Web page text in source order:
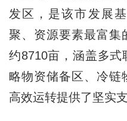
发区，是该市发展
聚、资源要素最富集
约8710亩，涵盖多
略物资储备区、冷链
高效运转提供了坚实支